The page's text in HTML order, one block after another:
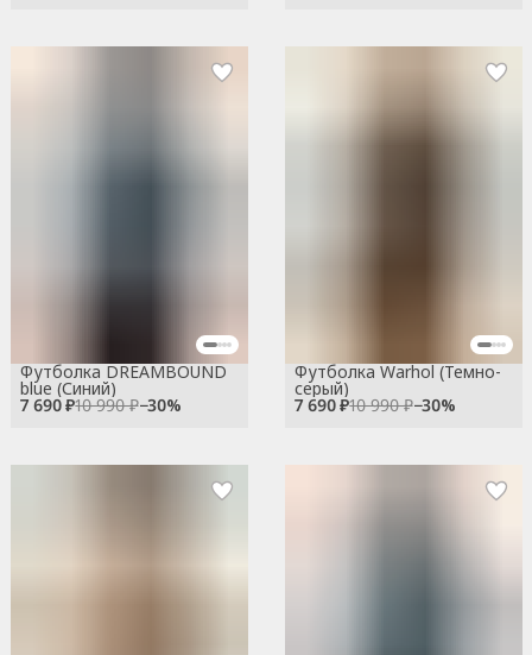
7 690 ₽10 990 ₽−30%
Футболка DREAMBOUND
blue (Синий)
7 690 ₽10 990 ₽−30%
Футболка Warhol (Темно-
серый)